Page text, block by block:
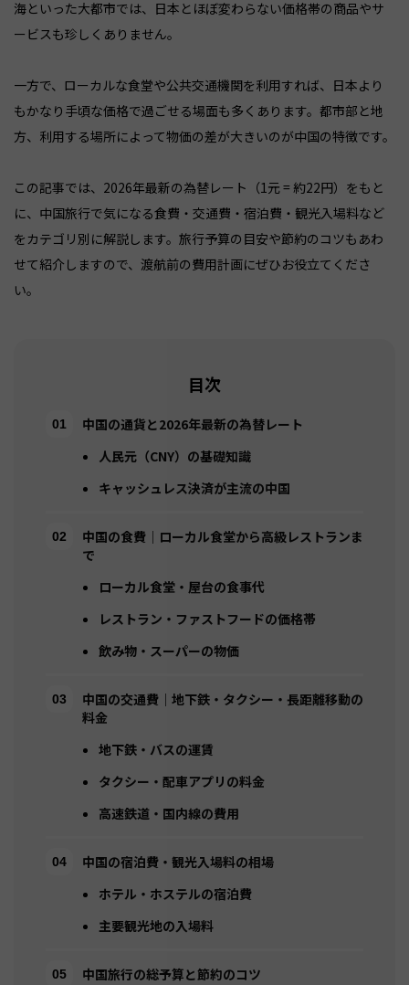
海といった大都市では、日本とほぼ変わらない価格帯の商品やサ
ービスも珍しくありません。
一方で、ローカルな食堂や公共交通機関を利用すれば、日本より
もかなり手頃な価格で過ごせる場面も多くあります。都市部と地
方、利用する場所によって物価の差が大きいのが中国の特徴です。
この記事では、2026年最新の為替レート（1元 = 約22円）をもと
に、中国旅行で気になる食費・交通費・宿泊費・観光入場料など
をカテゴリ別に解説します。旅行予算の目安や節約のコツもあわ
せて紹介しますので、渡航前の費用計画にぜひお役立てくださ
い。
目次
中国の通貨と2026年最新の為替レート
人民元（CNY）の基礎知識
キャッシュレス決済が主流の中国
中国の食費｜ローカル食堂から高級レストランま
で
ローカル食堂・屋台の食事代
レストラン・ファストフードの価格帯
飲み物・スーパーの物価
中国の交通費｜地下鉄・タクシー・長距離移動の
料金
地下鉄・バスの運賃
タクシー・配車アプリの料金
高速鉄道・国内線の費用
中国の宿泊費・観光入場料の相場
ホテル・ホステルの宿泊費
主要観光地の入場料
中国旅行の総予算と節約のコツ